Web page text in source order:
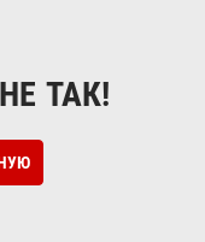
ТАК!